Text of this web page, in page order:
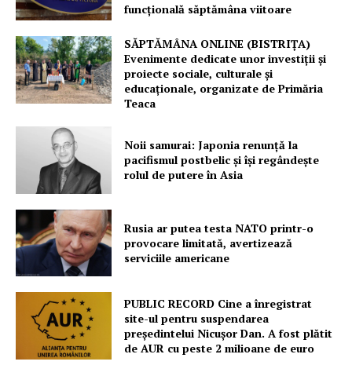
Contact
funcțională săptămâna viitoare
SĂPTĂMÂNA ONLINE (BISTRIȚA)
Evenimente dedicate unor investiții și
proiecte sociale, culturale și
educaționale, organizate de Primăria
Teaca
Noii samurai: Japonia renunță la
pacifismul postbelic și își regândește
rolul de putere în Asia
Rusia ar putea testa NATO printr-o
provocare limitată, avertizează
serviciile americane
PUBLIC RECORD Cine a înregistrat
site-ul pentru suspendarea
președintelui Nicușor Dan. A fost plătit
de AUR cu peste 2 milioane de euro